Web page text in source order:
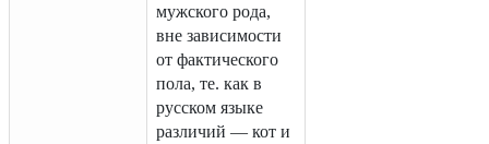
мужского рода,
вне зависимости
от фактического
пола, те. как в
русском языке
различий — кот и